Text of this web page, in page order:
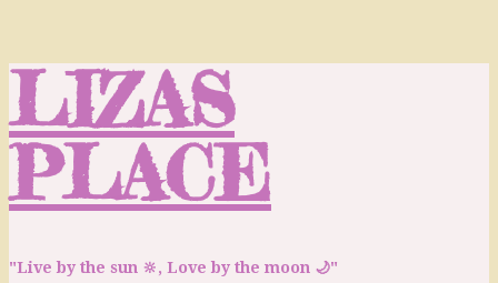
LIZAS
PLACE
"Live by the sun 🔆, Love by the moon 🌙"